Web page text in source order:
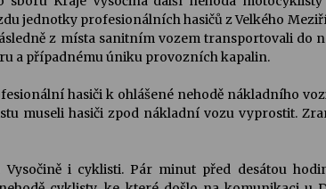
jednotky profesionálních hasičů z Velkého
z místa sanitním vozem transportovali do
a případnému úniku provozních kapalin.
hasiči k ohlášené nehodě nákladního
museli hasiči zpod nákladní vozu vyprostit.
i cyklisti. Pár minut před desátou